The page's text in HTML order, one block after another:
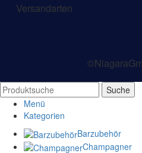
Versandarten
Suche
Menü
Kategorien
Barzubehör
Champagner